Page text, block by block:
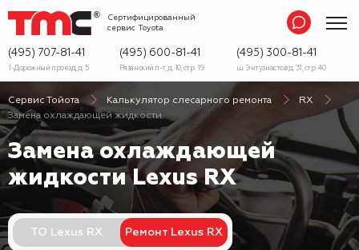
Сертифицированный
сервис Toyota
(495) 707-81-41
1-Дорожный проезд, д. 5
(495) 600-81-41
Рязанский п-т, д. 10, стр. 19
(495) 300-81-41
ш. Энтузиастов д. 31, стр. 40
Сервис Тойота Калькулятор слесарного ремонта
RX
Замена охлаждающей жидкости
Замена охлаждающей
жидкостиLexus RX
ТО Lexus RX Ремонт Lexus RX